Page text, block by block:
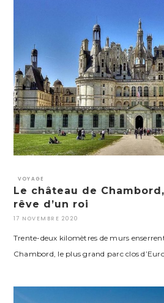
VOYAGE
Le château de
rêve d’un roi
17 NOVEMBRE 2020
Trente-deux kilomètres de murs
Chambord, le plus grand parc clos